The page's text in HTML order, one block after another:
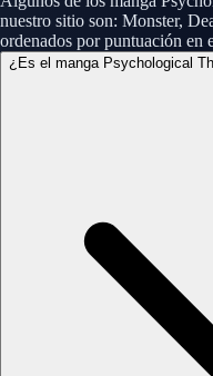
nuestro sitio son: Monster,
ordenados por puntuación en
¿Es el manga Psychological